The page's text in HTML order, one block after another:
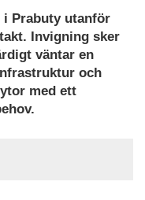
i Prabuty utanför
Invigning sker
väntar en
och
med ett